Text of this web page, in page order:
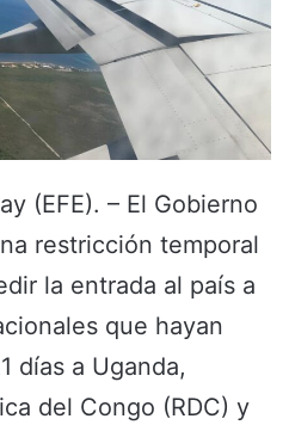
(EFE). – El Gobierno
restricción temporal
la entrada al país a
que hayan
días a Uganda,
del Congo (RDC) y